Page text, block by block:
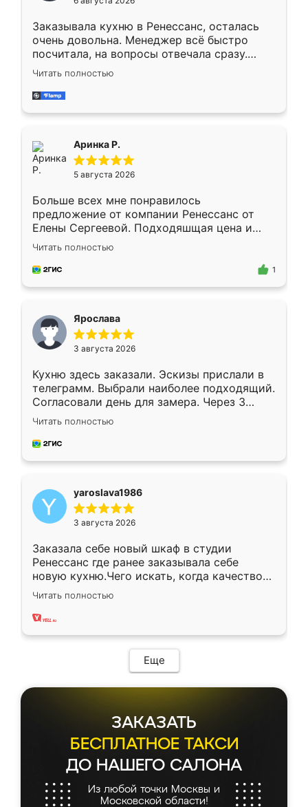
мебели буду заказывать только здесь.
Заказывала кухню в Ренессанс, осталась
очень довольна. Менеджер всё быстро
посчитала, на вопросы отвечала сразу.
Замерщик приехал в субботу, подошёл к
делу со всей ответственностью. Собрали
за день, ребята работали аккуратно, даже
Читать полностью
Аринка Р.
5 августа 2026
Больше всех мне понравилось
предложение от компании Ренессанс от
Елены Сергеевой. Подходяшщая цена и
короткие сроки изготовления. Приехавший
для замера сотрудник Владислав
предложил по моему эскизу самый
Читать полностью
1
Ярослава
3 августа 2026
Кухню здесь заказали. Эскизы прислали в
телеграмм. Выбрали наиболее подходящий.
Согласовали день для замера. Через 3
недели кухня была уже готова. Остались
довольны работой. Спасибо Ренессанс
мебель за качественную работу!
Читать полностью
yaroslava1986
3 августа 2026
Заказала себе новый шкаф в студии
Ренессанс где ранее заказывала себе
новую кухню.Чего искать, когда качеством
вполне довольна. Служит кухня уже почти
два года, нареканий нет.
Читать полностью
Еще
ЗАКАЗАТЬ
БЕСПЛАТНОЕ ТАКСИ
ДО НАШЕГО САЛОНА
Из любой точки Москвы и
Московской области!